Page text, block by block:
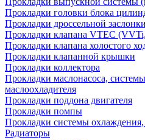
Прокладки головки блока
Прокладки дроссельной заслонки
Прокладки клапана VTEC
Прокладки клапана холостого
Прокладки клапанной крышки
Прокладки коллектора
Прокладки маслонасоса,
маслоохладителя
Прокладки поддона двигателя
Прокладки помпы
Прокладки системы охлаждения,
Радиаторы